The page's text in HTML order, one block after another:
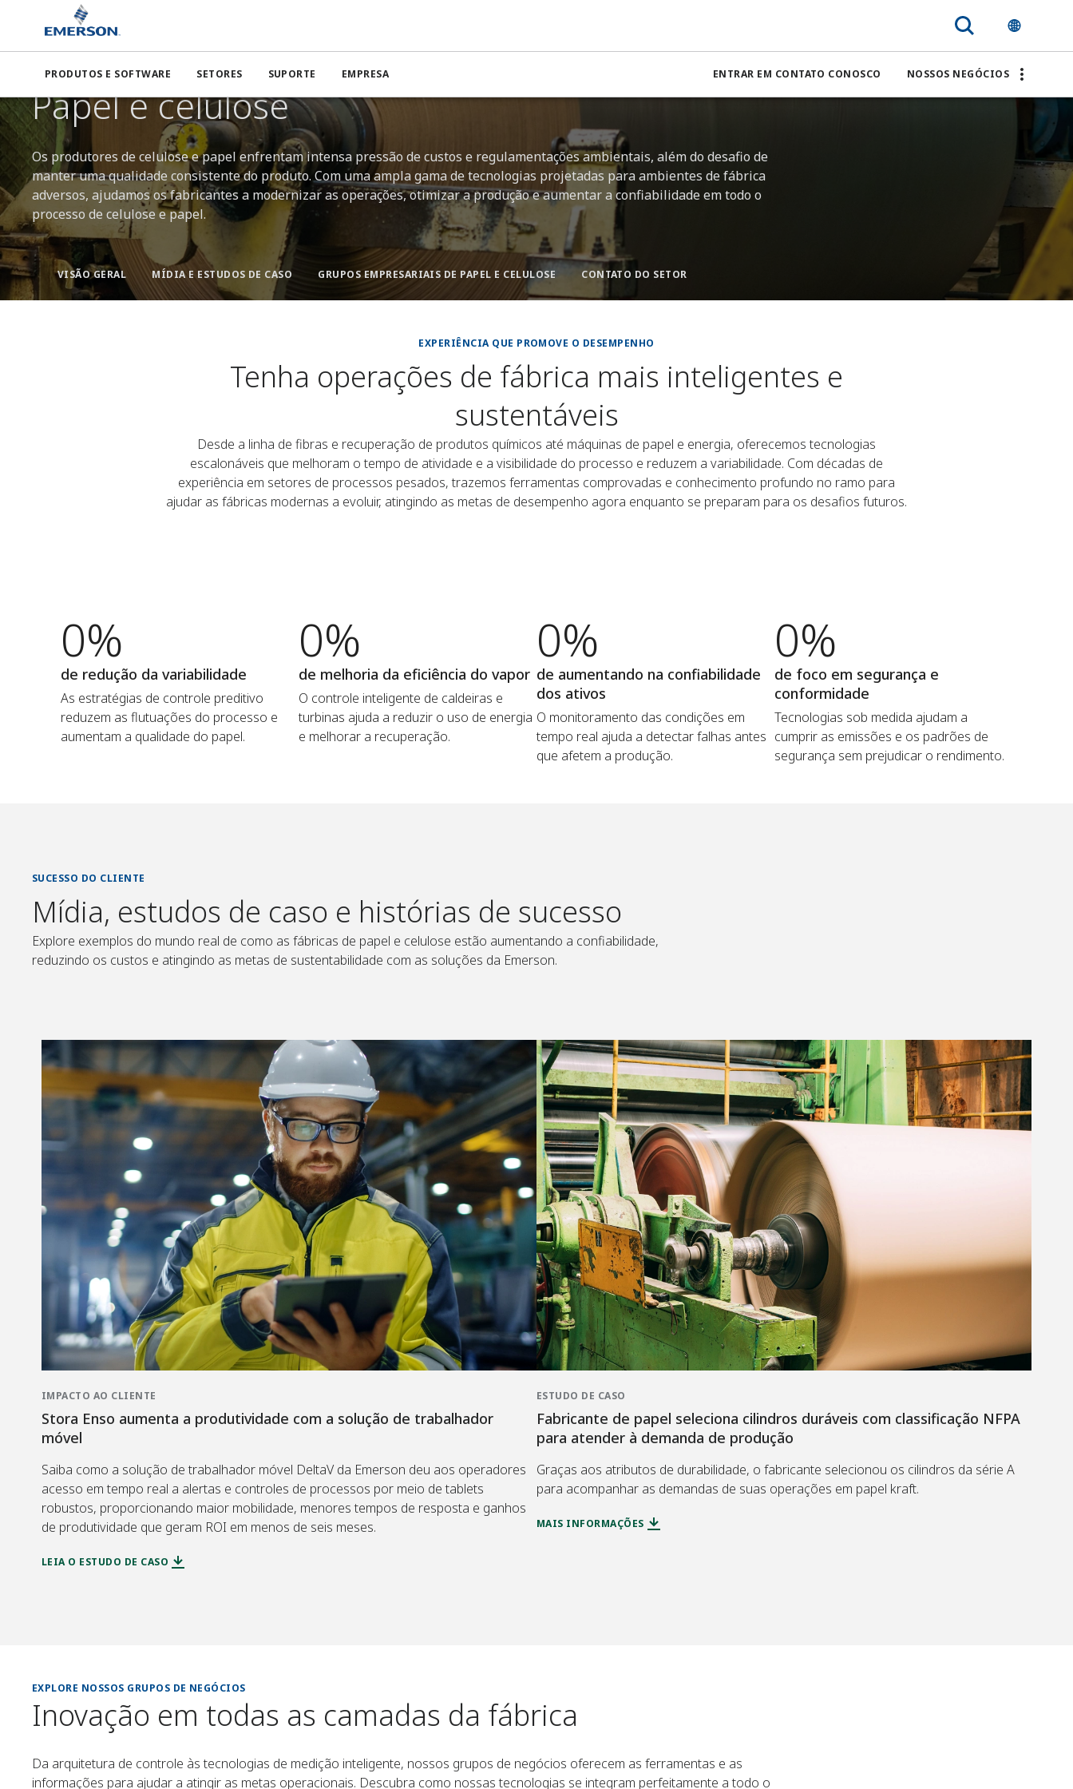
PRODUTOS E SOFTWARE SETORES SUPORTE EMPRESA ENTRAR EM CONTATO CONOSCO NOSSOS NEGÓCIOS
Emerson Indústrias
SOLUÇÕES INTELIGENTES PARA O SETOR DE PAPEL E CELULOSE
Papel e celulose
Os produtores de celulose e papel enfrentam intensa pressão de custos e regulamentações ambientais, além do desafio de
manter uma qualidade consistente do produto. Com uma ampla gama de tecnologias projetadas para ambientes de fábrica
adversos, ajudamos os fabricantes a modernizar as operações, otimizar a produção e aumentar a confiabilidade em todo o
processo de celulose e papel.
VISÃO GERAL MÍDIA E ESTUDOS DE CASO GRUPOS EMPRESARIAIS DE PAPEL E CELULOSE CONTATO DO SETOR
EXPERIÊNCIA QUE PROMOVE O DESEMPENHO
Tenha operações de fábrica mais inteligentes e
sustentáveis
Desde a linha de fibras e recuperação de produtos químicos até máquinas de papel e energia, oferecemos tecnologias
escalonáveis que melhoram o tempo de atividade e a visibilidade do processo e reduzem a variabilidade. Com décadas de
experiência em setores de processos pesados, trazemos ferramentas comprovadas e conhecimento profundo no ramo para
ajudar as fábricas modernas a evoluir, atingindo as metas de desempenho agora enquanto se preparam para os desafios futuros.
0%
de redução da variabilidade
As estratégias de controle preditivo
reduzem as flutuações do processo e
aumentam a qualidade do papel.
0%
de melhoria da eficiência do vapor
O controle inteligente de caldeiras e
turbinas ajuda a reduzir o uso de energia
e melhorar a recuperação.
0%
de aumentando na confiabilidade
dos ativos
O monitoramento das condições em
tempo real ajuda a detectar falhas antes
que afetem a produção.
0%
de foco em segurança e
conformidade
Tecnologias sob medida ajudam a
cumprir as emissões e os padrões de
segurança sem prejudicar o rendimento.
SUCESSO DO CLIENTE
Mídia, estudos de caso e histórias de sucesso
Explore exemplos do mundo real de como as fábricas de papel e celulose estão aumentando a confiabilidade,
reduzindo os custos e atingindo as metas de sustentabilidade com as soluções da Emerson.
IMPACTO AO CLIENTE
Stora Enso aumenta a produtividade com a solução de trabalhador
móvel
Saiba como a solução de trabalhador móvel DeltaV da Emerson deu aos operadores
acesso em tempo real a alertas e controles de processos por meio de tablets
robustos, proporcionando maior mobilidade, menores tempos de resposta e ganhos
de produtividade que geram ROI em menos de seis meses.
LEIA O ESTUDO DE CASO
ESTUDO DE CASO
Fabricante de papel seleciona cilindros duráveis com classificação NFPA
para atender à demanda de produção
Graças aos atributos de durabilidade, o fabricante selecionou os cilindros da série A
para acompanhar as demandas de suas operações em papel kraft.
MAIS INFORMAÇÕES
EXPLORE NOSSOS GRUPOS DE NEGÓCIOS
Inovação em todas as camadas da fábrica
Da arquitetura de controle às tecnologias de medição inteligente, nossos grupos de negócios oferecem as ferramentas e as
informações para ajudar a atingir as metas operacionais. Descubra como nossas tecnologias se integram perfeitamente a todo o